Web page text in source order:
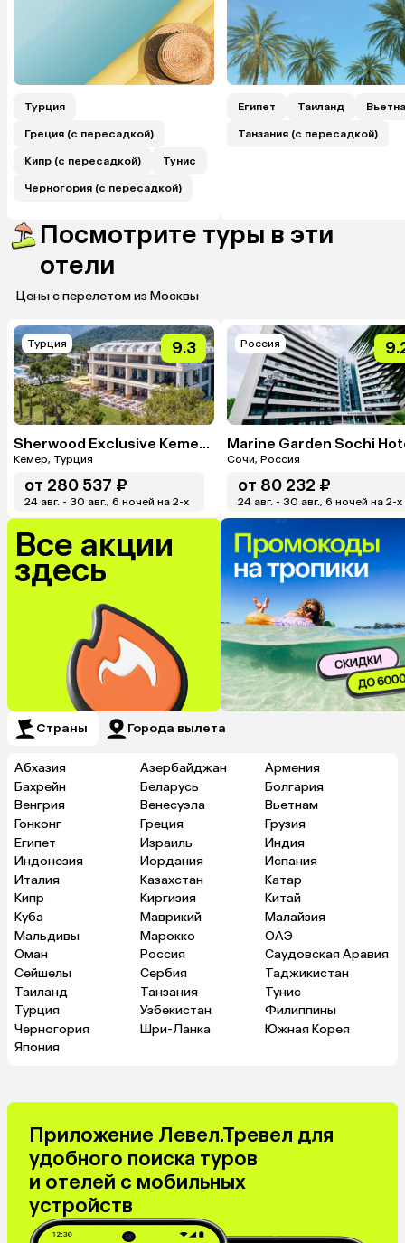
Турция
Греция (с пересадкой)
Кипр (с пересадкой) Тунис
Черногория (с пересадкой)
Египет Таиланд
Танзания (с пересадкой)
Посмотрите туры в эти
отели
Цены с перелетом из Москвы
Турция 9.3
Sherwood Exclusive Kemer (Ex. Sherwood Club Kemer)
Кемер, Турция
от 280 537 ₽
24 авг. - 30 авг., 6 ночей на 2-x
Россия
Сочи, Россия
от 80 232 ₽
24 авг. - 30 авг., 6 ночей на 2-x
Все акции
здесь
Страны Города вылета
Абхазия Азербайджан
Армения
Бахрейн
Беларусь
Болгария
Венгрия
Венесуэла
Вьетнам
Гонконг
Греция
Грузия
Египет
Израиль
Индия
Индонезия
Иордания
Испания
Италия
Казахстан
Катар
Кипр
Киргизия
Китай
Куба
Маврикий
Малайзия
Мальдивы
Марокко
ОАЭ
Оман
Россия
Саудовская Аравия
Сейшелы
Сербия
Таджикистан
Таиланд
Танзания
Тунис
Турция
Узбекистан
Филиппины
Черногория
Шри-Ланка
Южная Корея
Япония
Приложение Левел.Тревел для
удобного поиска туров
и отелей с мобильных
устройств